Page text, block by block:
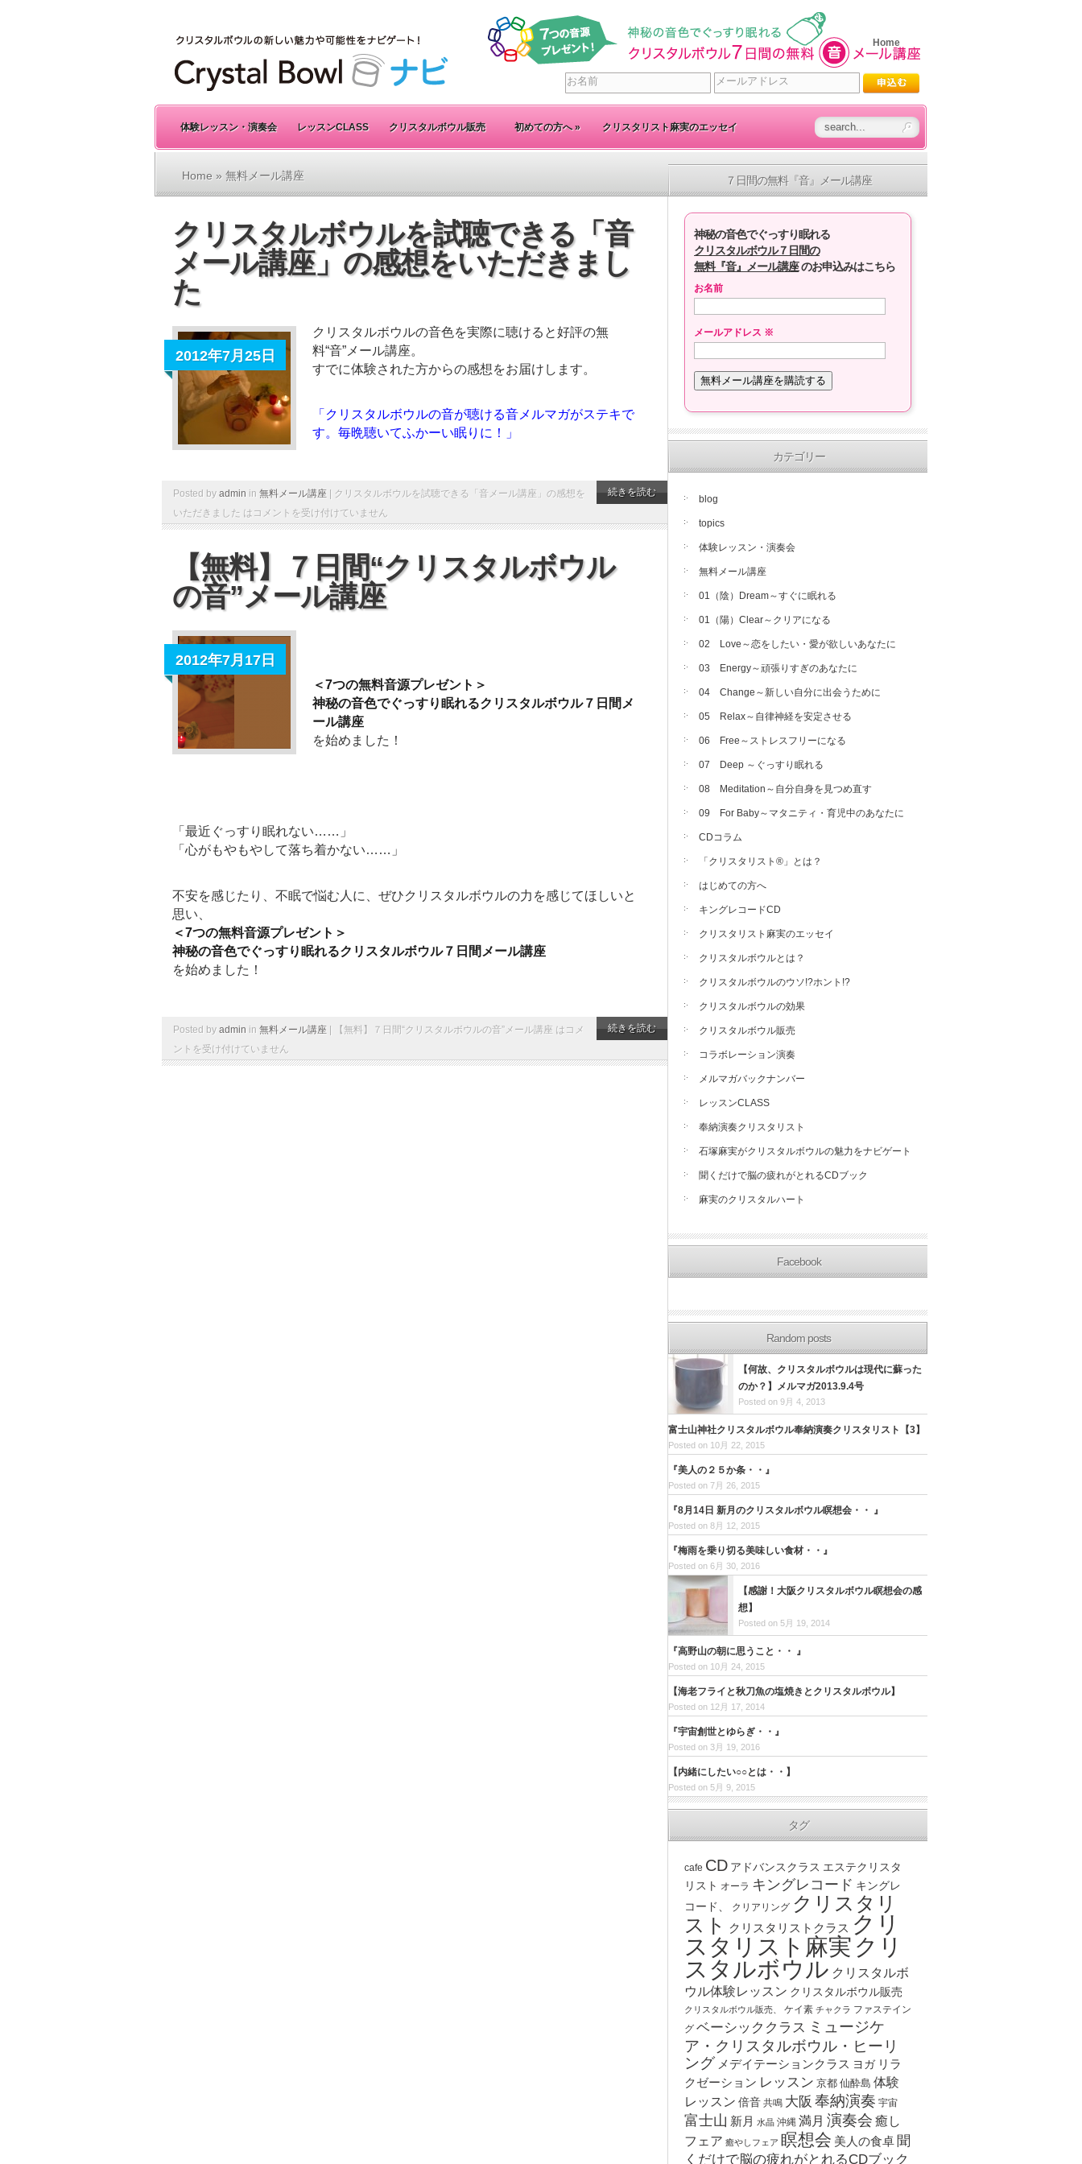
Home
体験レッスン・演奏会 レッスンCLASS クリスタルボウル販売 初めての方へ» クリスタリスト麻実のエッセイ
Home » 無料メール講座
クリスタルボウルを試聴できる「音
メール講座」の感想をいただきまし
た
2012年7月25日
クリスタルボウルの音色を実際に聴けると好評の無
料“音”メール講座。
すでに体験された方からの感想をお届けします。
「クリスタルボウルの音が聴ける音メルマガがステキで
す。毎晩聴いてふかーい眠りに！」
Posted by admin in 無料メール講座
クリスタルボウルを試聴できる「音メール講座」の感想を
いただきました は コメントを受け付けていません
続きを読む
【無料】７日間“クリスタルボウル
の音”メール講座
2012年7月17日
＜7つの無料音源プレゼント＞
神秘の音色でぐっすり眠れるクリスタルボウル７日間メ
ール講座
を始めました！
「最近ぐっすり眠れない……」
「心がもやもやして落ち着かない……」
不安を感じたり、不眠で悩む人に、ぜひクリスタルボウルの力を感じてほしいと
思い、
＜7つの無料音源プレゼント＞
神秘の音色でぐっすり眠れるクリスタルボウル７日間メール講座
を始めました！
Posted by admin in 無料メール講座 【無料】７日間“クリスタルボウルの音”メール講座 は コメ
ントを受け付けていません
続きを読む
７日間の無料『音』メール講座
神秘の音色でぐっすり眠れる
クリスタルボウル７日間の
無料『音』メール講座のお申込みはこちら
お名前
メールアドレス ※
カテゴリー
blog
topics
体験レッスン・演奏会
無料メール講座
01（陰）Dream～すぐに眠れる
01（陽）Clear～クリアになる
02 Love～恋をしたい・愛が欲しいあなたに
03 Energy～頑張りすぎのあなたに
04 Change～新しい自分に出会うために
05 Relax～自律神経を安定させる
06 Free～ストレスフリーになる
07 Deep ～ぐっすり眠れる
08 Meditation～自分自身を見つめ直す
09 For Baby～マタニティ・育児中のあなたに
CDコラム
「クリスタリスト®」とは？
はじめての方へ
キングレコードCD
クリスタリスト麻実のエッセイ
クリスタルボウルとは？
クリスタルボウルのウソ!?ホント!?
クリスタルボウルの効果
クリスタルボウル販売
コラボレーション演奏
メルマガバックナンバー
レッスンCLASS
奉納演奏クリスタリスト
石塚麻実がクリスタルボウルの魅力をナビゲート
聞くだけで脳の疲れがとれるCDブック
麻実のクリスタルハート
Facebook
Random posts
【何故、クリスタルボウルは現代に蘇った
のか？】メルマガ2013.9.4号
Posted on 9月 4, 2013
富士山神社クリスタルボウル奉納演奏クリスタリスト【3】
Posted on 10月 22, 2015
『美人の２５か条・・』
Posted on 7月 26, 2015
『8月14日 新月のクリスタルボウル瞑想会・・ 』
Posted on 8月 12, 2015
『梅雨を乗り切る美味しい食材・・』
Posted on 6月 30, 2016
【感謝！大阪クリスタルボウル瞑想会の感
想】
Posted on 5月 19, 2014
『高野山の朝に思うこと・・ 』
Posted on 10月 24, 2015
【海老フライと秋刀魚の塩焼きとクリスタルボウル】
Posted on 12月 17, 2014
『宇宙創世とゆらぎ・・』
Posted on 3月 19, 2016
【内緒にしたい○○とは・・】
Posted on 5月 9, 2015
タグ
cafe CD アドバンスクラス エステクリスタ
リスト オーラ キングレコード キングレ
コード、
クリアリング クリスタリ
スト
クリスタリストクラス クリ
スタリスト麻実 クリ
スタルボウル クリスタルボ
ウル体験レッスン クリスタルボウル販売
クリスタルボウル販売、 ケイ素 チャクラ ファステイン
グ ベーシッククラス ミュージケ
ア・クリスタルボウル・ヒーリ
ング メデイテーションクラス ヨガ リラ
クゼーション レッスン 京都 仙酔島 体験
レッスン 倍音 共鳴 大阪 奉納演奏 宇宙
富士山 新月 水晶 沖縄 満月 演奏会 癒し
フェア 癒やしフェア 瞑想会 美人の食卓 聞
くだけで脳の疲れがとれるCDブック